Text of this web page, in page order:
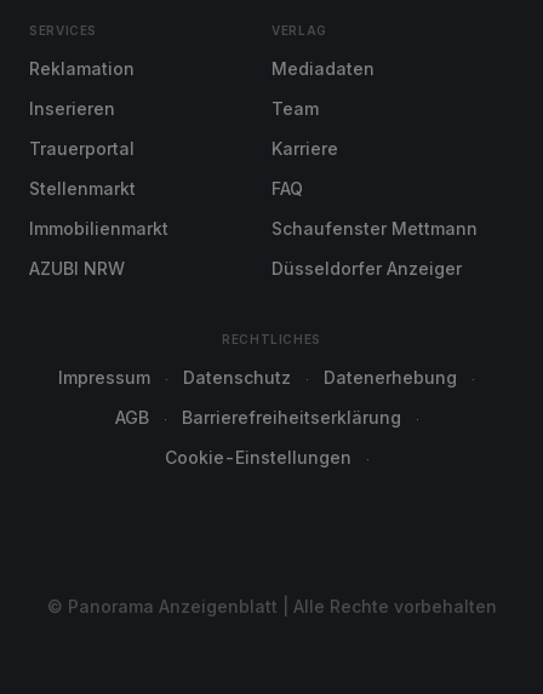
SERVICES
Reklamation
Inserieren
Trauerportal
Stellenmarkt
Immobilienmarkt
AZUBI NRW
VERLAG
Mediadaten
Team
Karriere
FAQ
Schaufenster Mettmann
Düsseldorfer Anzeiger
RECHTLICHES
Impressum Datenschutz
Datenerhebung
AGB
Barrierefreiheitserklärung
Cookie-Einstellungen
© Panorama Anzeigenblatt | Alle Rechte vorbehalten